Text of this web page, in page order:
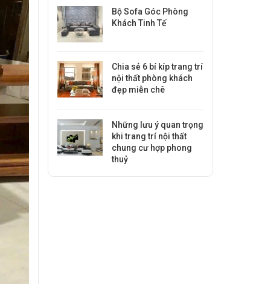
Bộ Sofa Góc Phòng
Khách Tinh Tế
Chia sẻ 6 bí kíp trang trí
nội thất phòng khách
đẹp miễn chê
Những lưu ý quan trọng
khi trang trí nội thất
chung cư hợp phong
thuỷ